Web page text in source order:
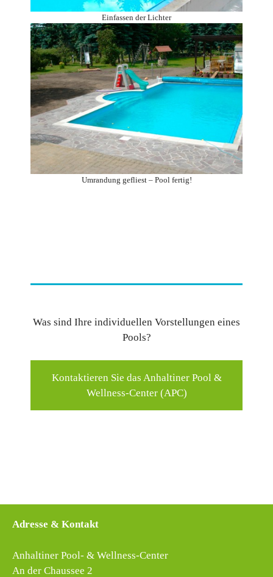
Einfassen der Lichter
Umrandung gefliest – Pool fertig!
Was sind Ihre individuellen Vorstellungen eines
Pools?
Kontaktieren Sie das Anhaltiner Pool &
Wellness-Center (APC)
Adresse & Kontakt
Anhaltiner Pool- & Wellness-Center
An der Chaussee 2